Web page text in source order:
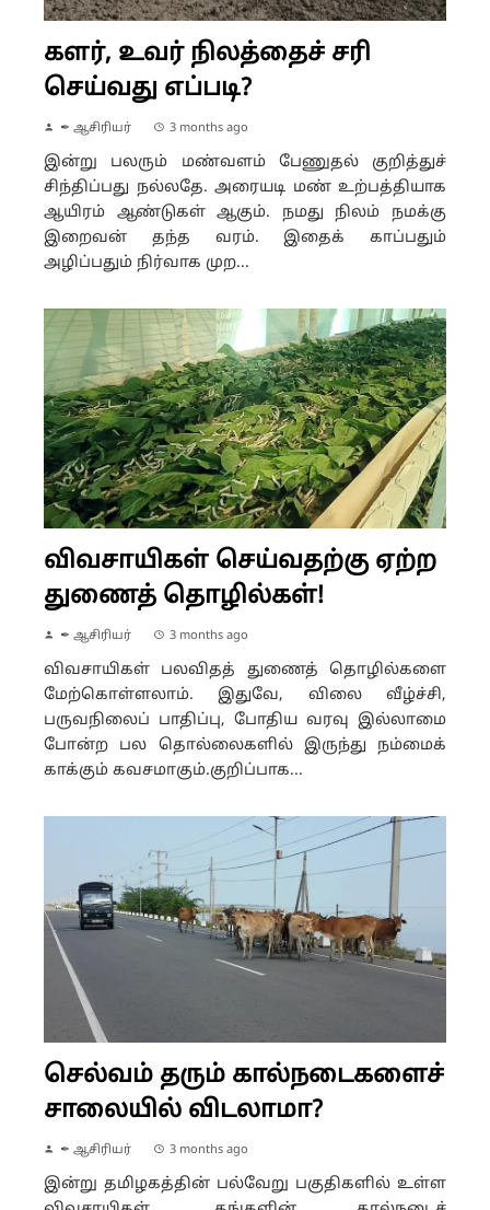
களர், உவர் நிலத்தைச் சரி
செய்வது எப்படி?
✒ ஆசிரியர் 3 months ago
இன்று பலரும் மண்வளம் பேணுதல் குறித்துச்
சிந்திப்பது நல்லதே. அரையடி மண் உற்பத்தியாக
ஆயிரம் ஆண்டுகள் ஆகும். நமது நிலம் நமக்கு
இறைவன் தந்த வரம். இதைக் காப்பதும்
அழிப்பதும் நிர்வாக முற...
விவசாயிகள் செய்வதற்கு ஏற்ற
துணைத் தொழில்கள்!
✒ ஆசிரியர் 3 months ago
விவசாயிகள் பலவிதத் துணைத் தொழில்களை
மேற்கொள்ளலாம். இதுவே, விலை வீழ்ச்சி,
பருவநிலைப் பாதிப்பு, போதிய வரவு இல்லாமை
போன்ற பல தொல்லைகளில் இருந்து நம்மைக்
காக்கும் கவசமாகும்.குறிப்பாக...
செல்வம் தரும் கால்நடைகளைச்
சாலையில் விடலாமா?
✒ ஆசிரியர் 3 months ago
இன்று தமிழகத்தின் பல்வேறு பகுதிகளில் உள்ள